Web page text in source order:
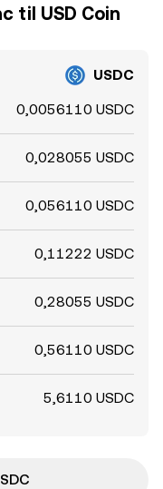
til USD Coin
USDC
0,0056110 USDC
0,028055 USDC
0,056110 USDC
0,11222 USDC
0,28055 USDC
0,56110 USDC
5,6110 USDC